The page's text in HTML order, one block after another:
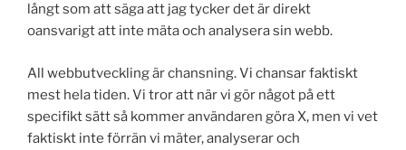
långt som att säga att jag tycker det är direkt
oansvarigt att inte mäta och analysera sin webb.
All webbutveckling är chansning. Vi chansar faktiskt
mest hela tiden. Vi tror att när vi gör något på ett
specifikt sätt så kommer användaren göra X, men vi vet
faktiskt inte förrän vi mäter, analyserar och